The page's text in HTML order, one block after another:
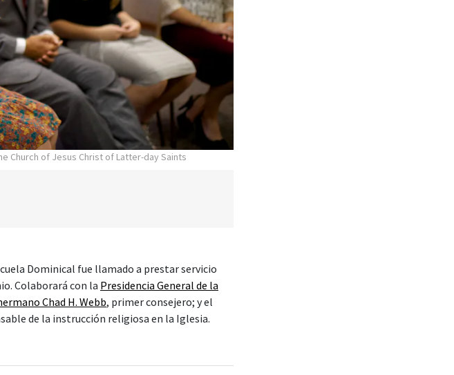
Church of Jesus Christ of Latter-day Saints
Dominical fue llamado a prestar servicio
Colaborará con la Presidencia General de la
Chad H. Webb, primer consejero; y el
de la instrucción religiosa en la Iglesia.